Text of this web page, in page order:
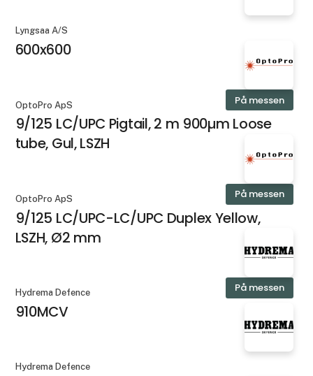
Lyngsaa A/S
600x600
På messen
OptoPro ApS
9/125 LC/UPC Pigtail, 2 m 900µm Loose
tube, Gul, LSZH
På messen
OptoPro ApS
9/125 LC/UPC-LC/UPC Duplex Yellow,
LSZH, Ø2 mm
På messen
Hydrema Defence
910MCV
Hydrema Defence